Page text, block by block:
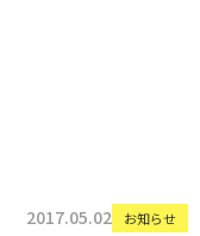
2017.05.02 お知らせ